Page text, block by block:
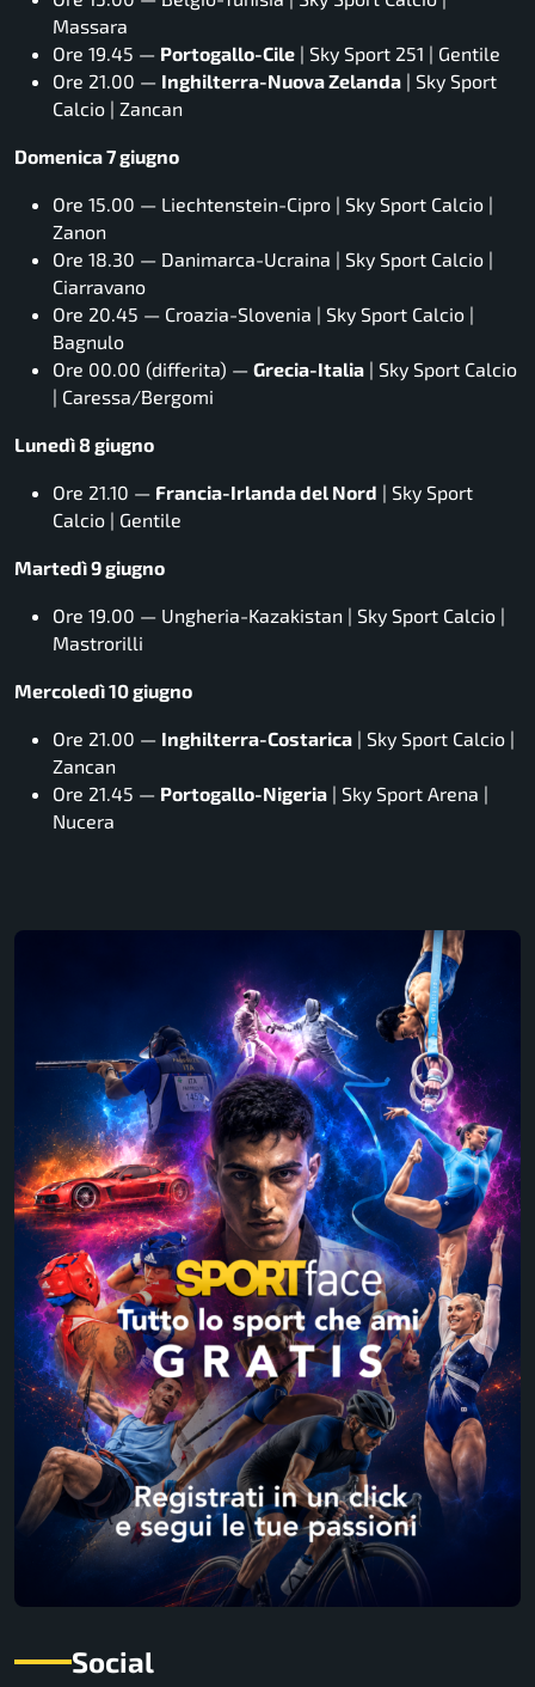
Massara
Ore 19.45 — Portogallo-Cile | Sky Sport 251 | Gentile
Ore 21.00 — Inghilterra-Nuova Zelanda | Sky Sport
Calcio | Zancan
Domenica 7 giugno
Ore 15.00 — Liechtenstein-Cipro | Sky Sport Calcio |
Zanon
Ore 18.30 — Danimarca-Ucraina | Sky Sport Calcio |
Ciarravano
Ore 20.45 — Croazia-Slovenia | Sky Sport Calcio |
Bagnulo
Ore 00.00 (differita) — Grecia-Italia | Sky Sport Calcio
| Caressa/Bergomi
Lunedì 8 giugno
Ore 21.10 — Francia-Irlanda del Nord | Sky Sport
Calcio | Gentile
Martedì 9 giugno
Ore 19.00 — Ungheria-Kazakistan | Sky Sport Calcio |
Mastrorilli
Mercoledì 10 giugno
Ore 21.00 — Inghilterra-Costarica | Sky Sport Calcio |
Zancan
Ore 21.45 — Portogallo-Nigeria | Sky Sport Arena |
Nucera
Social